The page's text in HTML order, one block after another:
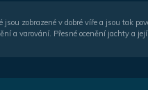
jsou zobrazené v dobré víře a jsou tak
a varování. Přesné ocenění jachty a